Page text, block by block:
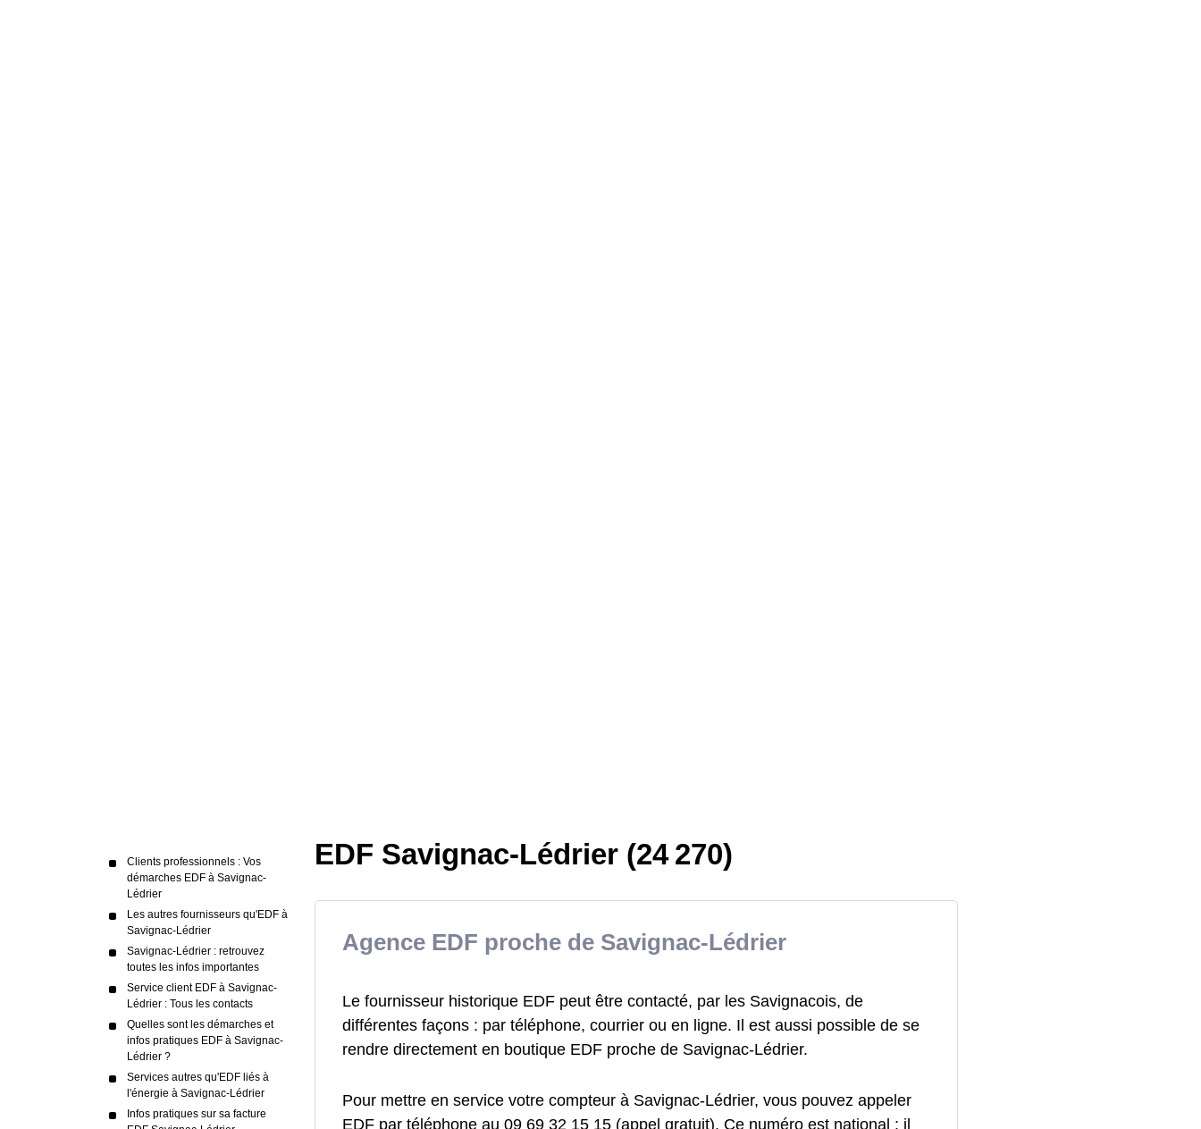
Clients professionnels : Vos
démarches EDF à Savignac-
Lédrier
Les autres fournisseurs qu'EDF à
Savignac-Lédrier
Savignac-Lédrier : retrouvez
toutes les infos importantes
Service client EDF à Savignac-
Lédrier : Tous les contacts
Quelles sont les démarches et
infos pratiques EDF à Savignac-
Lédrier ?
Services autres qu'EDF liés à
l'énergie à Savignac-Lédrier
Infos pratiques sur sa facture
EDF Savignac-Lédrier (24 270)
Agence EDF proche de Savignac-Lédrier
Le fournisseur historique EDF peut être contacté, par les Savignacois, de
différentes façons : par téléphone, courrier ou en ligne. Il est aussi possible de se
rendre directement en boutique EDF proche de Savignac-Lédrier.
Pour mettre en service votre compteur à Savignac-Lédrier, vous pouvez appeler
EDF par téléphone au 09 69 32 15 15 (appel gratuit). Ce numéro est national : il